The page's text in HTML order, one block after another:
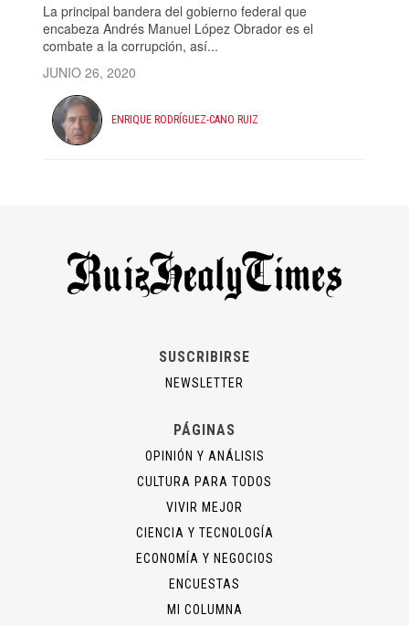
La principal bandera del gobierno federal que
encabeza Andrés Manuel López Obrador es el
combate a la corrupción, así...
JUNIO 26, 2020
ENRIQUE RODRÍGUEZ-CANO RUIZ
SUSCRIBIRSE
NEWSLETTER
PÁGINAS
OPINIÓN Y ANÁLISIS
CULTURA PARA TODOS
VIVIR MEJOR
CIENCIA Y TECNOLOGÍA
ECONOMÍA Y NEGOCIOS
ENCUESTAS
MI COLUMNA